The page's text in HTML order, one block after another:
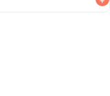
ただくことをお